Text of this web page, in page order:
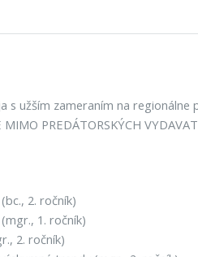
s užším zameraním na
PREDÁTORSKÝCH
2. ročník)
1. ročník)
2. ročník)